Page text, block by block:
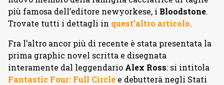
più famosa dell’editore newyorkese, i Bloodstone.
Trovate tutti i dettagli in quest’altro articolo.
Fra l’altro ancor più di recente è stata presentata la
prima graphic novel scritta e disegnata
interamente dal leggendario Alex Ross: si intitola
Fantastic Four: Full Circle e debutterà negli Stati